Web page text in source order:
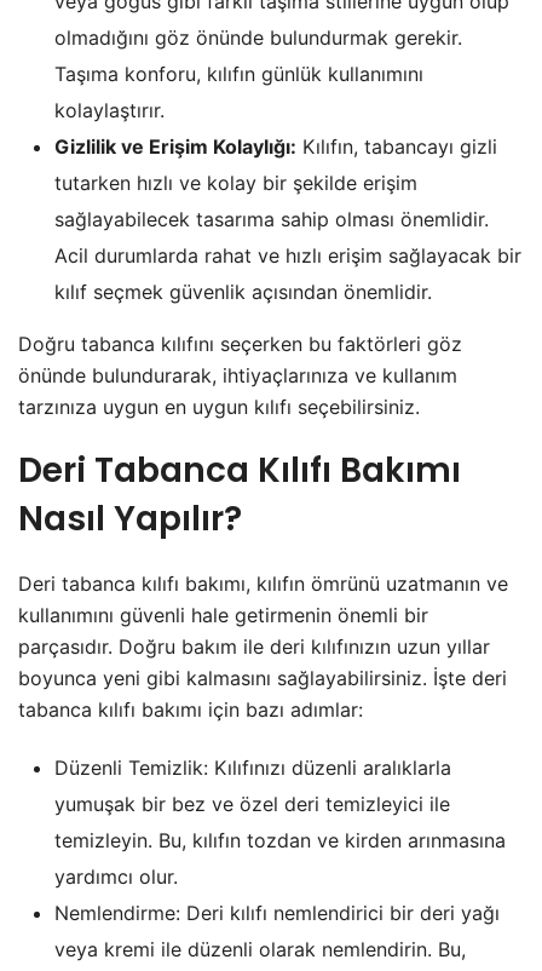
olmadığını göz önünde bulundurmak gerekir.
Taşıma konforu, kılıfın günlük kullanımını
kolaylaştırır.
Gizlilik ve Erişim Kolaylığı: Kılıfın, tabancayı gizli
tutarken hızlı ve kolay bir şekilde erişim
sağlayabilecek tasarıma sahip olması önemlidir.
Acil durumlarda rahat ve hızlı erişim sağlayacak bir
kılıf seçmek güvenlik açısından önemlidir.
Doğru tabanca kılıfını seçerken bu faktörleri göz
önünde bulundurarak, ihtiyaçlarınıza ve kullanım
tarzınıza uygun en uygun kılıfı seçebilirsiniz.
Deri Tabanca Kılıfı Bakımı
Nasıl Yapılır?
Deri tabanca kılıfı bakımı, kılıfın ömrünü uzatmanın ve
kullanımını güvenli hale getirmenin önemli bir
parçasıdır. Doğru bakım ile deri kılıfınızın uzun yıllar
boyunca yeni gibi kalmasını sağlayabilirsiniz. İşte deri
tabanca kılıfı bakımı için bazı adımlar:
Düzenli Temizlik: Kılıfınızı düzenli aralıklarla
yumuşak bir bez ve özel deri temizleyici ile
temizleyin. Bu, kılıfın tozdan ve kirden arınmasına
yardımcı olur.
Nemlendirme: Deri kılıfı nemlendirici bir deri yağı
veya kremi ile düzenli olarak nemlendirin. Bu,